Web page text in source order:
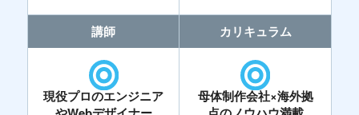
講師
現役プロのエンジニア
カリキュラム
母体制作会社×海外拠